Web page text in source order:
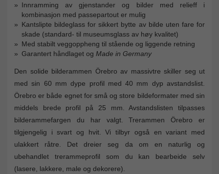
Innramming av gjenstander og bilder med relieff i
kombinasjon med passepartout er mulig
Kantslipte bildeglass for sikkert bytte av bilde uten fare for
skade (standard- til museumsglass av høy kvalitet)
Med stabilt veggoppheng til stående og liggende retning
Garantert håndlaget og Made in Germany
Den solide bilderammen Örebro av massivtre skiller seg ut
med sin 60 mm dype profil med 40 mm dyp avstandslist.
Örebro er både egnet for små og store bildeformater med sin
middels brede profil på 25 mm. Avstandslisten tilpasses
bilderammefargen du har valgt. Trerammen Örebro er
tilgjengelig i svart og hvit. Vi tilbyr også en variant med
ulakkert råtre. Det dreier seg da om en naturlig og
ubehandlet trerammeprofil som du kan bearbeide selv
(lasere, lakkere, male og dekorere).